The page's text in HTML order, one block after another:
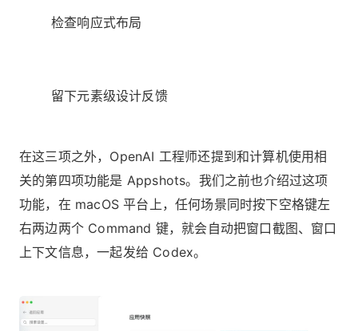
检查响应式布局
留下元素级设计反馈
在这三项之外，OpenAI 工程师还提到和计算机使用相
关的第四项功能是 Appshots。我们之前也介绍过这项
功能，在 macOS 平台上，任何场景同时按下空格键左
右两边两个 Command 键，就会自动把窗口截图、窗口
上下文信息，一起发给 Codex。